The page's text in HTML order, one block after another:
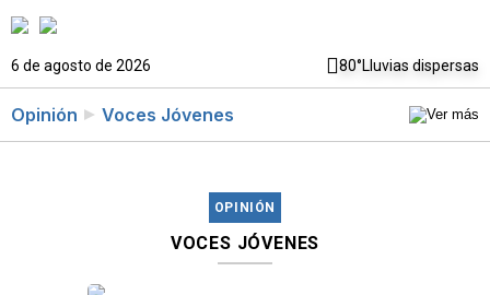
6 de agosto de 2026 80°Lluvias dispersas
Opinión Voces Jóvenes
OPINIÓN
VOCES JÓVENES